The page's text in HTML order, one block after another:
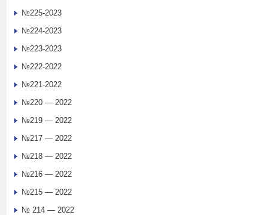
№225-2023
№224-2023
№223-2023
№222-2022
№221-2022
№220 — 2022
№219 — 2022
№217 — 2022
№218 — 2022
№216 — 2022
№215 — 2022
№ 214 — 2022